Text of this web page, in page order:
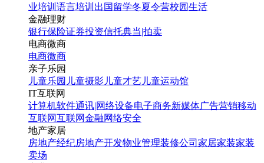
业培训 语言培训 出国留学冬夏令营校园生活
金融理财
银行保险证券投资信托典当|拍卖
电商微商
电商微商
亲子乐园
儿童乐园 儿童摄影 儿童才艺 儿童运动馆
IT互联网
计算机软件通讯|网络设备电子商务新媒体广告营销移动
互联网互联网金融网络安全
地产家居
房地产经纪房地产开发物业管理装修公司 家居家装家装
卖场